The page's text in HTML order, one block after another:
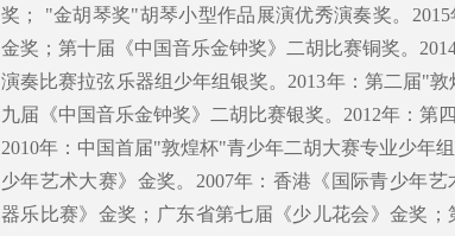
奖； "金胡琴奖"胡琴小型作品展演优秀演奏奖。
金奖；第十届《中国音乐金钟奖》二胡比赛铜奖。
演奏比赛拉弦乐器组少年组银奖。2013年：第二届"
九届《中国音乐金钟奖》二胡比赛银奖。2012年：第
2010年：中国首届"敦煌杯"青少年二胡大赛专业少年
少年艺术大赛》金奖。2007年：香港《国际青少年
器乐比赛》金奖；广东省第七届《少儿花会》金奖